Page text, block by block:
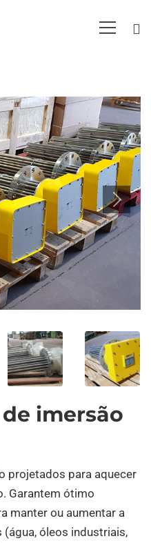
imersão
projetados para aquecer
Garantem ótimo
manter ou aumentar a
óleos industriais,